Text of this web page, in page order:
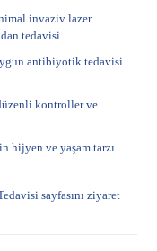
invaziv lazer
tedavisi.
antibiyotik tedavisi
kontroller ve
hijyen ve yaşam tarzı
sayfasını ziyaret